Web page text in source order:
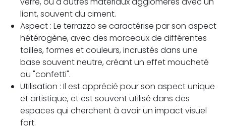
liant, souvent du ciment.
Aspect : Le terrazzo se caractérise par son aspect
hétérogène, avec des morceaux de différentes
tailles, formes et couleurs, incrustés dans une
base souvent neutre, créant un effet moucheté
ou "confetti".
Utilisation : Il est apprécié pour son aspect unique
et artistique, et est souvent utilisé dans des
espaces qui cherchent à avoir un impact visuel
fort.